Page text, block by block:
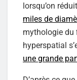
lorsqu’on
miles de
mythologie du
hyperspatial
une grande